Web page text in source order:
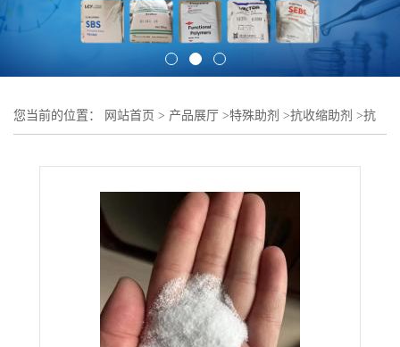
您当前的位置： 网站首页 > 产品展厅 >特殊助剂 >抗收缩助剂 >抗